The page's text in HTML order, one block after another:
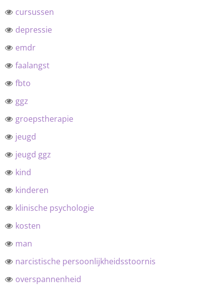
cursussen
depressie
emdr
faalangst
fbto
ggz
groepstherapie
jeugd
jeugd ggz
kind
kinderen
klinische psychologie
kosten
man
narcistische persoonlijkheidsstoornis
overspannenheid